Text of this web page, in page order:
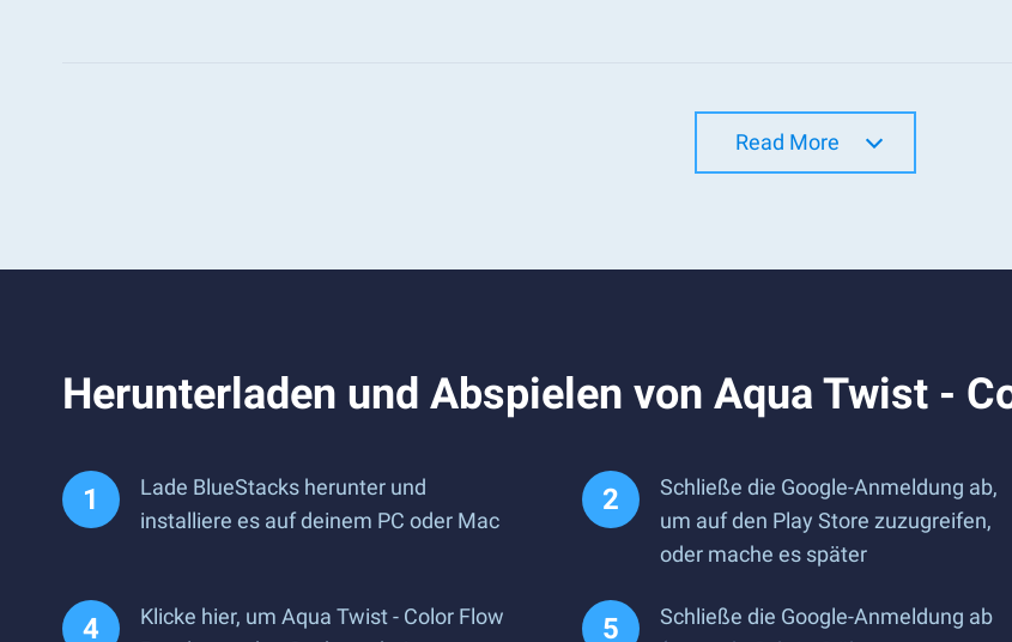
Read More
Herunterladen und Abspielen von Aqua Twist -
Lade BlueStacks herunter und
installiere es auf deinem PC oder Mac
Schließe die Google-Anmeldung ab,
um auf den Play Store zuzugreifen,
oder mache es später
Klicke hier, um Aqua Twist - Color Flow
Schließe die Google-Anmeldung ab